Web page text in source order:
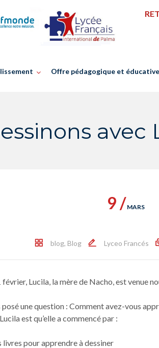
Offre pédagogique et éducative
9 / MARS
blog, Blog Lyceo Francés
février, Lucila, la mère de Nacho, est venue
une question : Comment avez-vous
est qu’elle a commencé par :
livres pour apprendre à dessiner